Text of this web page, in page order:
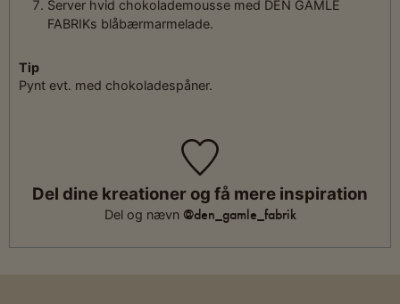
Server hvid chokolademousse med DEN GAMLE
FABRIKs blåbærmarmelade.
Tip
Pynt evt. med chokoladespåner.
Del dine kreationer og få mere inspiration
Del og nævn @den_gamle_fabrik